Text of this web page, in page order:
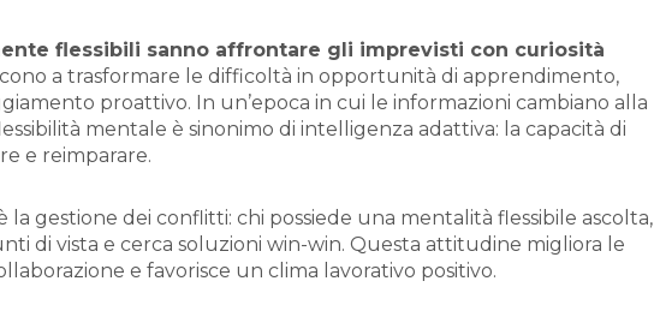
flessibili sanno affrontare gli imprevisti con curiosità
a trasformare le difficoltà in opportunità di apprendimento,
proattivo. In un’epoca in cui le informazioni cambiano alla
mentale è sinonimo di intelligenza adattiva: la capacità di
e reimparare.
la gestione dei conflitti: chi possiede una mentalità flessibile ascolta,
di vista e cerca soluzioni win-win. Questa attitudine migliora le
e favorisce un clima lavorativo positivo.